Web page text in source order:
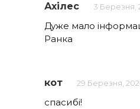
Ахілес 3 Березня,
Дуже мало
Ранка
кот 29 Березня,
спасибі!